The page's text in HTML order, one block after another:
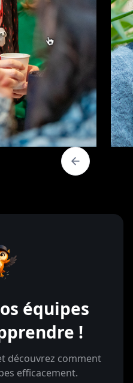
équipes
!
découvrez comment
efficacement.